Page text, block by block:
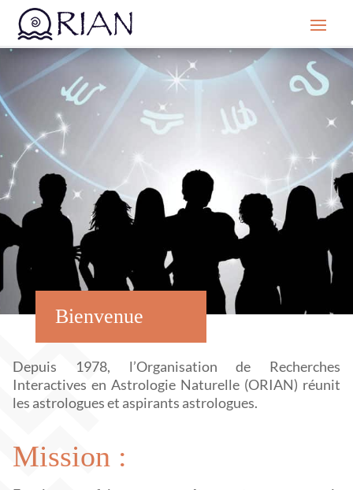
Bienvenue
Depuis 1978, l’Organisation de Recherches
Interactives en Astrologie Naturelle (ORIAN) réunit
les astrologues et aspirants astrologues.
Mission :